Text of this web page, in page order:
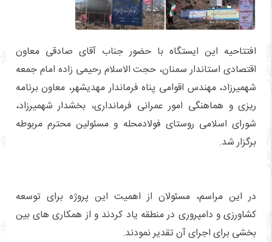
افتتاحیه این ایستگاه با حضور جناب آقای صادقی معاون
اقتصادی استاندار سمنان، حجت الاسلام رحیمی زاده امام جمعه
شهمیرزاد، مهندس اقوامی پناه فرماندار مهدیشهر، معاون برنامه
ریزی و هماهنگی امور عمرانی فرمانداری، بخشدار شهمیرزاد،
شورای اسلامی روستای فولادمحله و مسئولین محترم مربوطه
برگزار شد.
در این مراسم، مسئولان از اهمیت این پروژه برای توسعه
کشاورزی و دامپروری در منطقه یاد کردند و از همکاری های بین
بخشی برای اجرای آن تقدیر نمودند.